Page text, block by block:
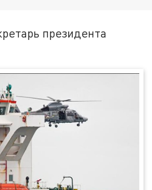
президента